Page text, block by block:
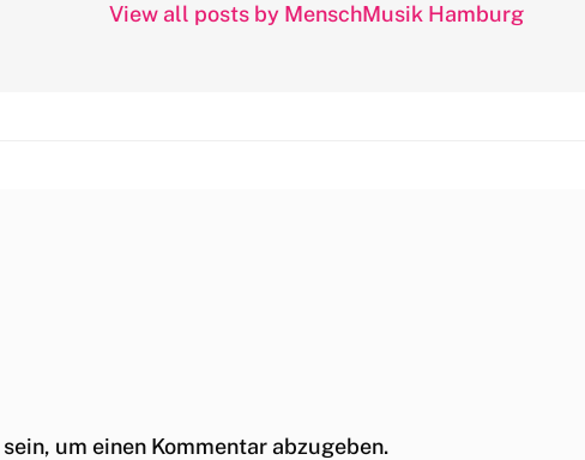
View all posts by MenschMusik Hamburg
sein, um einen Kommentar abzugeben.